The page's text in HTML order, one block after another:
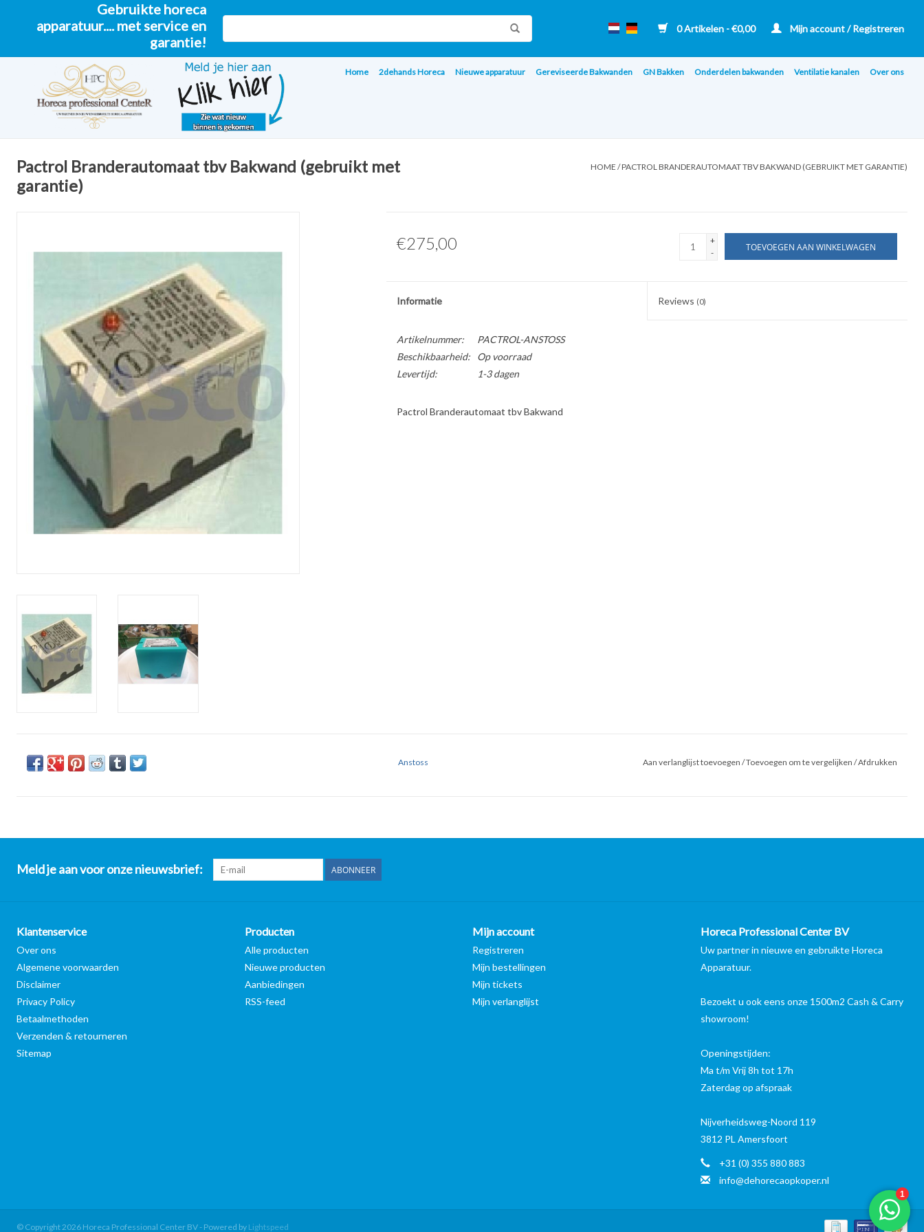
Gebruikte horeca
apparatuur.... met service en
garantie!
0 Artikelen - €0,00 Mijn account / Registreren
Home 2dehands Horeca Nieuwe apparatuur Gereviseerde Bakwanden GN Bakken Onderdelen bakwanden Ventilatie kanalen Over ons
Pactrol Branderautomaat tbv Bakwand (gebruikt met
garantie)
HOME /PACTROL BRANDERAUTOMAAT TBV BAKWAND (GEBRUIKT MET GARANTIE)
€275,00
+
-
TOEVOEGEN AAN WINKELWAGEN
Informatie Reviews (0)
Artikelnummer:
PACTROL-ANSTOSS
Beschikbaarheid:
Op voorraad
Levertijd:
1-3 dagen
Pactrol Branderautomaat tbv Bakwand
Anstoss Aan verlanglijst toevoegen /Toevoegen om te vergelijken /Afdrukken
Meld je aan voor onze nieuwsbrief: ABONNEER
Klantenservice
Over ons
Algemene voorwaarden
Disclaimer
Privacy Policy
Betaalmethoden
Verzenden & retourneren
Sitemap
Producten
Alle producten
Nieuwe producten
Aanbiedingen
RSS-feed
Mijn account
Registreren
Mijn bestellingen
Mijn tickets
Mijn verlanglijst
Horeca Professional Center BV
Uw partner in nieuwe en gebruikte Horeca
Apparatuur.
Bezoekt u ook eens onze 1500m2 Cash & Carry
showroom!
Openingstijden:
Ma t/m Vrij 8h tot 17h
Zaterdag op afspraak
Nijverheidsweg-Noord 119
3812 PL Amersfoort
+31 (0) 355 880 883
info@dehorecaopkoper.nl
© Copyright 2026 Horeca Professional Center BV - Powered by Lightspeed